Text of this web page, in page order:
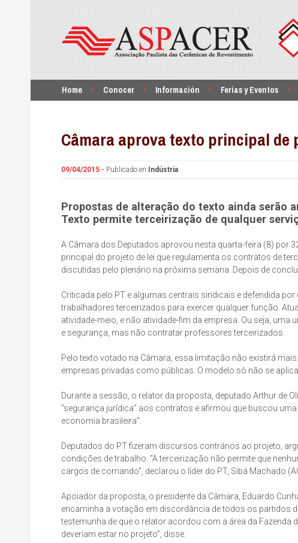
Home Conocer Información Ferias y Eventos
Câmara aprova texto principal
09/04/2015 - Publicado en Indústria
Propostas de alteração do texto ainda serão
Texto permite terceirização de qualquer
A Câmara dos Deputados aprovou nesta quarta-feira (8) por
principal do projeto de lei que regulamenta os contratos de
discutidas pelo plenário na próxima semana. Depois de
Criticada pelo PT e algumas centrais sindicais e defendida
trabalhadores terceirizados para exercer qualquer função.
atividade-meio, e não atividade-fim da empresa. Ou seja,
e segurança, mas não contratar professores terceirizados.
Pelo texto votado na Câmara, essa limitação não existirá
empresas privadas como públicas. O modelo só não se
Durante a sessão, o relator da proposta, deputado Arthur de
“segurança jurídica” aos contratos e afirmou que buscou
economia brasileira”.
Deputados do PT fizeram discursos contrários ao projeto,
condições de trabalho. “A terceirização não permite que
cargos de comando”, declarou o líder do PT, Sibá Machado
Apoiador da proposta, o presidente da Câmara, Eduardo
encaminha a votação em discordância de todos os partidos
testemunha de que o relator acordou com a área da
deveriam estar no projeto”, disse.